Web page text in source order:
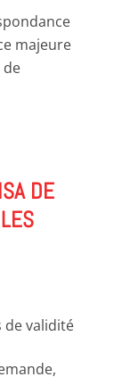
majeure
de
DE
de validité